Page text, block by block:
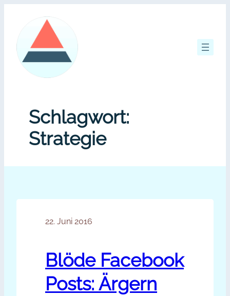
springen
Schlagwort:
Strategie
22. Juni 2016
Blöde Facebook
Posts: Ärgern